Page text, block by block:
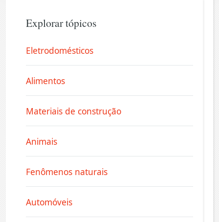
Explorar tópicos
Eletrodomésticos
Alimentos
Materiais de construção
Animais
Fenômenos naturais
Automóveis